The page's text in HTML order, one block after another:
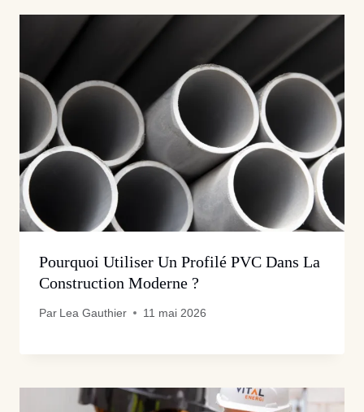
Pourquoi Utiliser Un Profilé PVC Dans La
Construction Moderne ?
Par Lea Gauthier 11 mai 2026